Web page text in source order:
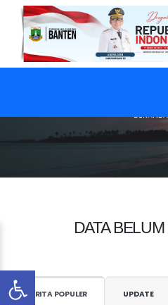
BERANDA
DATA
BERITA POPULER UPDATE